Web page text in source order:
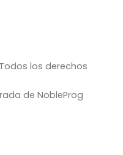
Todos los derechos
de NobleProg